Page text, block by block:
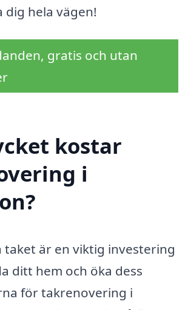
hela vägen!
gratis och utan
kostar
i
är en viktig investering
ditt hem och öka dess
för takrenovering i